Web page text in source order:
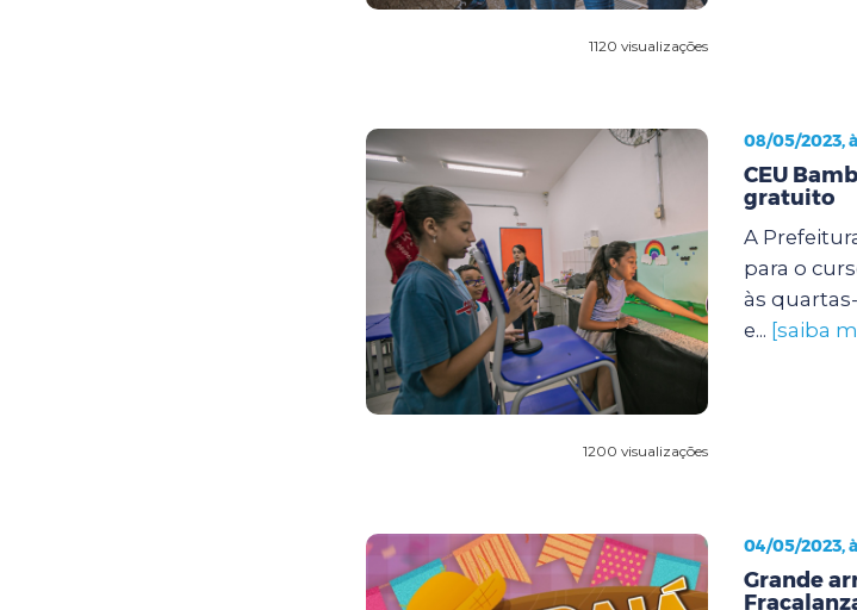
1120 visualizações
1200 visualizações
08/05/2023,
CEU
gratuito
A
para o
às
e... [saiba
04/05/2023,
Grande